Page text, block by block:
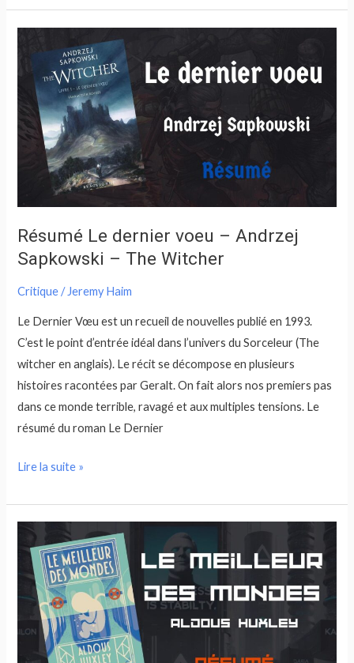
Résumé Le dernier voeu – Andrzej
Sapkowski – The Witcher
Critique/ Jeremy Haim
Le Dernier Vœu est un recueil de nouvelles publié en 1993.
C’est le point d’entrée idéal dans l’univers du Sorceleur (The
witcher en anglais). Le récit se décompose en plusieurs
histoires racontées par Geralt. On fait alors nos premiers pas
dans ce monde terrible, ravagé et aux multiples tensions. Le
résumé du roman Le Dernier
Le
dernier
voeu
–
Andrzej
Sapkowski
The
Witcher
Lire la suite »
Résumé
Le
meilleur
des
mondes
–
Aldous